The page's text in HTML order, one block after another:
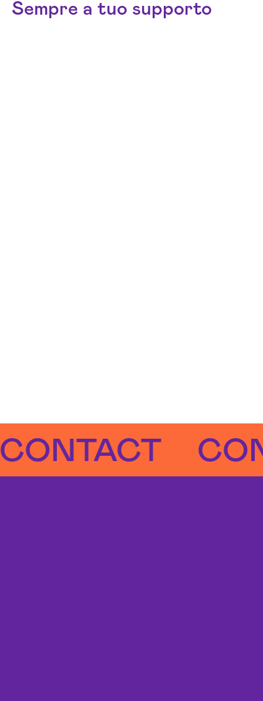
Sempre a tuo supporto